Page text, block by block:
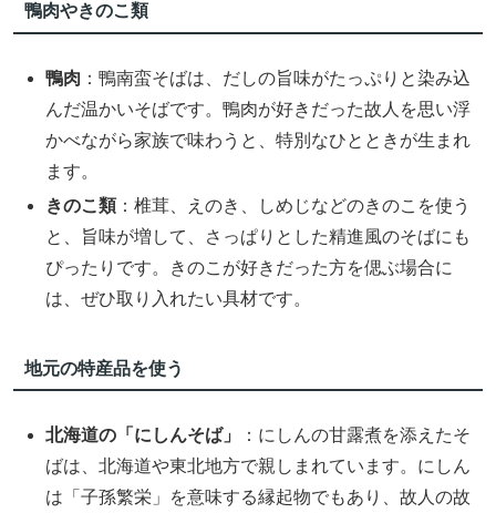
鴨肉やきのこ類
鴨肉 ：鴨南蛮そばは、だしの旨味がたっぷりと染み込
んだ温かいそばです。鴨肉が好きだった故人を思い浮
かべながら家族で味わうと、特別なひとときが生まれ
ます。
きのこ類：椎茸、えのき、しめじなどのきのこを使う
と、旨味が増して、さっぱりとした精進風のそばにも
ぴったりです。きのこが好きだった方を偲ぶ場合に
は、ぜひ取り入れたい具材です。
地元の特産品を使う
北海道の「にしんそば」
：にしんの甘露煮を添えたそ
ばは、北海道や東北地方で親しまれています。にしん
は「子孫繁栄」を意味する縁起物でもあり、故人の故